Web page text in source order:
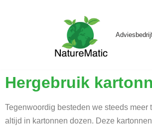
Hergebruik
Tegenwoordig besteden we steeds
altijd in kartonnen dozen. Deze